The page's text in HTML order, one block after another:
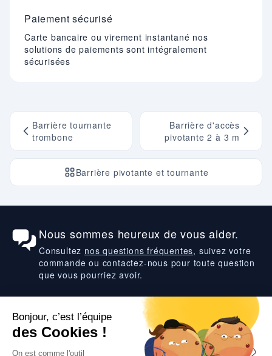
Paiement sécurisé
Carte bancaire ou virement instantané nos
solutions de paiements sont intégralement
sécurisées
Barrière tournante
trombone
Barrière pivotante et tournante
Barrière d'accès
pivotante 2 à 3 m
Nous sommes heureux de vous aider.
Consultez nos questions fréquentes, suivez votre
commande ou contactez-nous pour toute question
que vous pourriez avoir.
Suivez-nous